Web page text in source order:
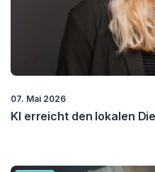
07. Mai 2026
KI erreicht den lokalen